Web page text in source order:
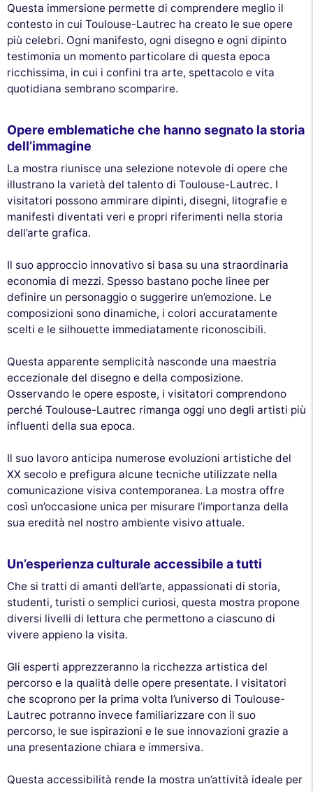
Questa immersione permette di comprendere meglio il
contesto in cui Toulouse-Lautrec ha creato le sue opere
più celebri. Ogni manifesto, ogni disegno e ogni dipinto
testimonia un momento particolare di questa epoca
ricchissima, in cui i confini tra arte, spettacolo e vita
quotidiana sembrano scomparire.
Opere emblematiche che hanno segnato la storia
dell’immagine
La mostra riunisce una selezione notevole di opere che
illustrano la varietà del talento di Toulouse-Lautrec. I
visitatori possono ammirare dipinti, disegni, litografie e
manifesti diventati veri e propri riferimenti nella storia
dell’arte grafica.
Il suo approccio innovativo si basa su una straordinaria
economia di mezzi. Spesso bastano poche linee per
definire un personaggio o suggerire un’emozione. Le
composizioni sono dinamiche, i colori accuratamente
scelti e le silhouette immediatamente riconoscibili.
Questa apparente semplicità nasconde una maestria
eccezionale del disegno e della composizione.
Osservando le opere esposte, i visitatori comprendono
perché Toulouse-Lautrec rimanga oggi uno degli artisti più
influenti della sua epoca.
Il suo lavoro anticipa numerose evoluzioni artistiche del
XX secolo e prefigura alcune tecniche utilizzate nella
comunicazione visiva contemporanea. La mostra offre
così un’occasione unica per misurare l’importanza della
sua eredità nel nostro ambiente visivo attuale.
Un’esperienza culturale accessibile a tutti
Che si tratti di amanti dell’arte, appassionati di storia,
studenti, turisti o semplici curiosi, questa mostra propone
diversi livelli di lettura che permettono a ciascuno di
vivere appieno la visita.
Gli esperti apprezzeranno la ricchezza artistica del
percorso e la qualità delle opere presentate. I visitatori
che scoprono per la prima volta l’universo di Toulouse-
Lautrec potranno invece familiarizzare con il suo
percorso, le sue ispirazioni e le sue innovazioni grazie a
una presentazione chiara e immersiva.
Questa accessibilità rende la mostra un’attività ideale per